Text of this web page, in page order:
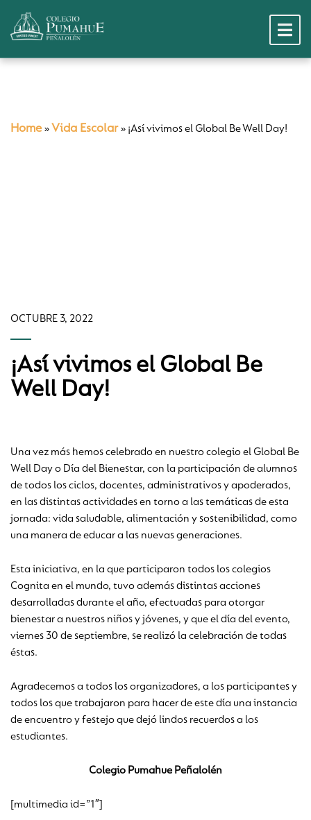
Home » Vida Escolar» ¡Así vivimos el Global Be Well Day!
OCTUBRE 3, 2022
¡Así vivimos el Global Be
Well Day!
Una vez más hemos celebrado en nuestro colegio el Global Be
Well Day o Día del Bienestar, con la participación de alumnos
de todos los ciclos, docentes, administrativos y apoderados,
en las distintas actividades en torno a las temáticas de esta
jornada: vida saludable, alimentación y sostenibilidad, como
una manera de educar a las nuevas generaciones.
Esta iniciativa, en la que participaron todos los colegios
Cognita en el mundo, tuvo además distintas acciones
desarrolladas durante el año, efectuadas para otorgar
bienestar a nuestros niños y jóvenes, y que el día del evento,
viernes 30 de septiembre, se realizó la celebración de todas
éstas.
Agradecemos a todos los organizadores, a los participantes y
todos los que trabajaron para hacer de este día una instancia
de encuentro y festejo que dejó lindos recuerdos a los
estudiantes.
Colegio Pumahue Peñalolén
[multimedia id=”1″]